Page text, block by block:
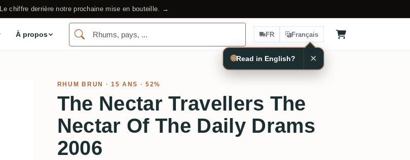
Le chiffre derrière notre prochaine mise en bouteille. →
À propos FR Français
RHUM BRUN · 15 ANS · 52%
The Nectar Travellers The
Nectar Of The Daily Drams
2006
🌐Read in English? ×